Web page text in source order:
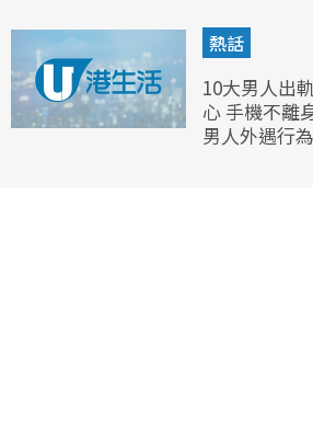
熱話
10大男人出
心 手機不離
男人外遇行